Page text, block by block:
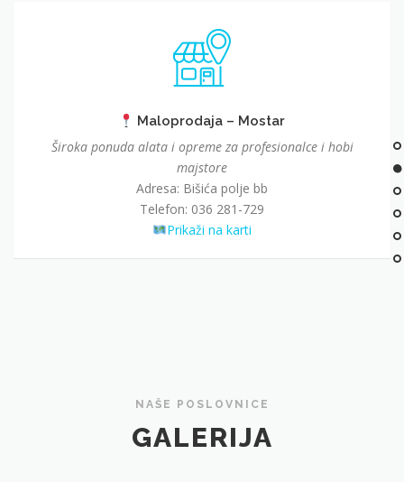
Maloprodaja – Mostar
Široka ponuda alata i opreme za profesionalce i hobi
majstore
Adresa: Bišića polje bb
Telefon: 036 281-729
Prikaži na karti
NAŠE POSLOVNICE
GALERIJA